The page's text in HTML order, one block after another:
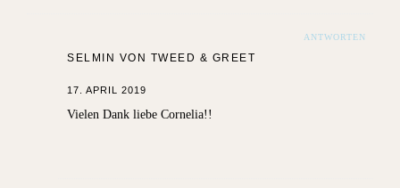
ANTWORTEN
SELMIN VON TWEED & GREET
17. APRIL 2019
Vielen Dank liebe Cornelia!!